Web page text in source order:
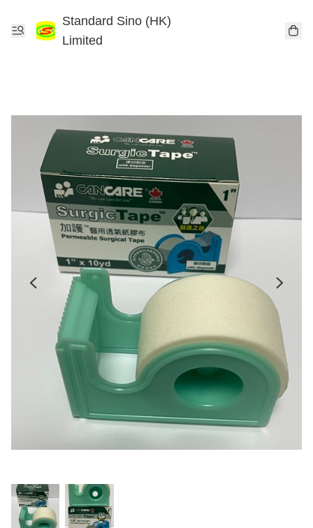
Standard Sino (HK)
Limited